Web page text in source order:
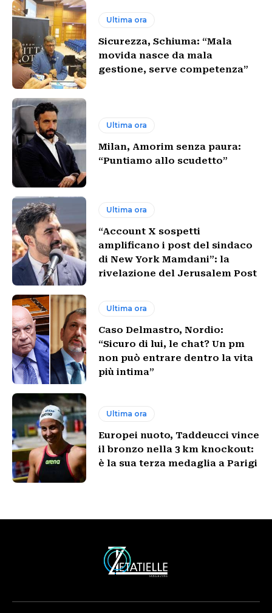
Ultima ora
Sicurezza, Schiuma: “Mala
movida nasce da mala
gestione, serve competenza”
Ultima ora
Milan, Amorim senza paura:
“Puntiamo allo scudetto”
Ultima ora
“Account X sospetti
amplificano i post del sindaco
di New York Mamdani”: la
rivelazione del Jerusalem Post
Ultima ora
Caso Delmastro, Nordio:
“Sicuro di lui, le chat? Un pm
non può entrare dentro la vita
più intima”
Ultima ora
Europei nuoto, Taddeucci vince
il bronzo nella 3 km knockout:
è la sua terza medaglia a Parigi